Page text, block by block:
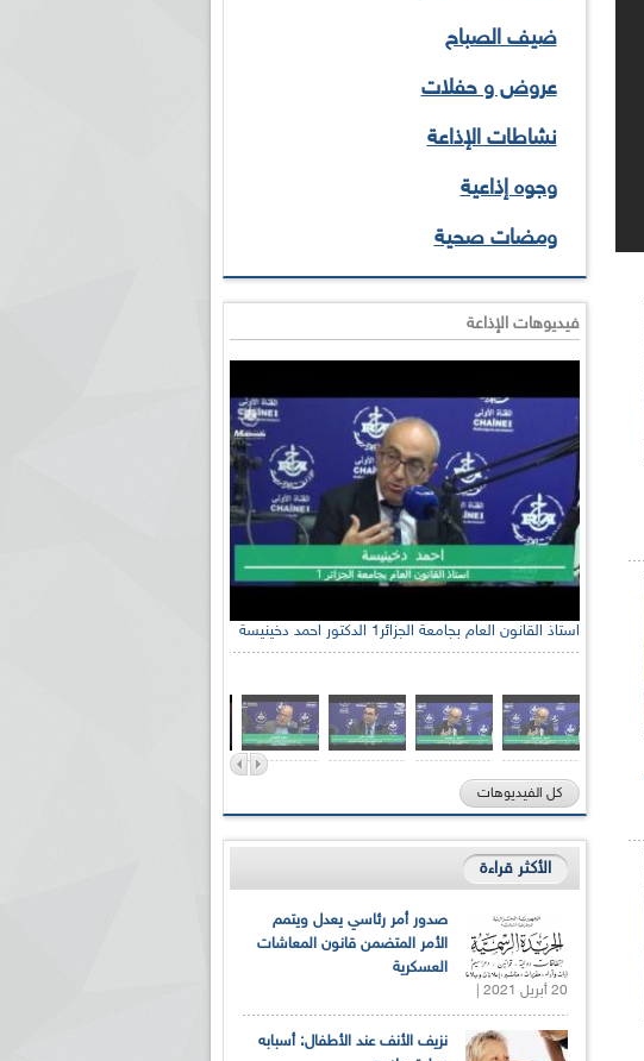
ضيف الصباح
عروض و حفلات
نشاطات الإذاعة
وجوه إذاعية
ومضات صحية
فيديوهات الإذاعة
استاذ القانون العام بجامعة الجزائر1 الدكتور احمد دخينيسة
كل الفيديوهات
الأكثر قراءة
صدور أمر رئاسي يعدل ويتمم
الأمر المتضمن قانون المعاشات
العسكرية
20 أبريل 2021 |
نزيف الأنف عند الأطفال: أسبابه